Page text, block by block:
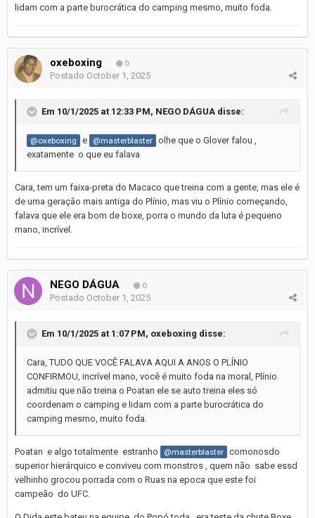
lidam com a parte burocrática do camping mesmo, muito foda.
oxeboxing 0
Postado October 1, 2025
Em 10/1/2025 at 12:33 PM, NEGO DÁGUA disse:
@oxeboxing e @masterblaster olhe que o Glover falou ,
exatamente o que eu falava
Cara, tem um faixa-preta do Macaco que treina com a gente, mas ele é
de uma geração mais antiga do Plínio, mas viu o Plínio começando,
falava que ele era bom de boxe, porra o mundo da luta é pequeno
mano, incrível.
NEGO DÁGUA 0
Postado October 1, 2025
Em 10/1/2025 at 1:07 PM, oxeboxing disse:
Cara, TUDO QUE VOCÊ FALAVA AQUI A ANOS O PLÍNIO
CONFIRMOU, incrível mano, você é muito foda na moral, Plínio
admitiu que não treina o Poatan ele se auto treina eles só
coordenam o camping e lidam com a parte burocrática do
camping mesmo, muito foda.
Poatan e algo totalmente estranho @masterblaster comonosdo
superior hierárquico e conviveu com monstros , quem não sabe essd
velhinho grocou porrada com o Ruas na epoca que este foi
campeão do UFC.